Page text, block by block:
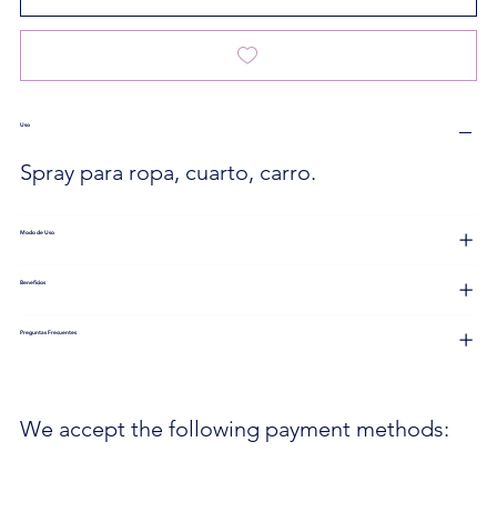
Uso
Spray para ropa, cuarto, carro.
Modo de Uso
Beneficios
Preguntas Frecuentes
We accept the following payment methods: